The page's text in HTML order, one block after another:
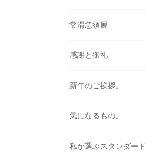
常滑急須展
感謝と御礼
新年のご挨拶。
気になるもの。
私が選ぶスタンダード